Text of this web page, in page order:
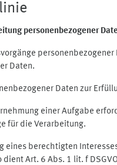
personenbezogener
Daten.
Daten zur
einer Aufgabe
für die Verarbeitung.
eines berechtigten
dient Art. 6 Abs. 1 lit. f